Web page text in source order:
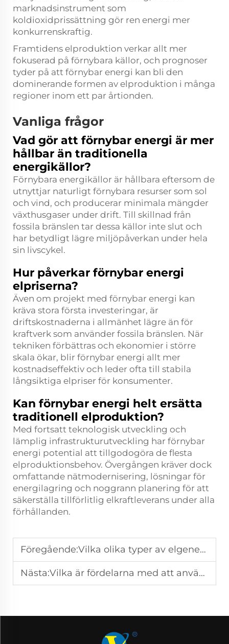
marknadsinstrument som
koldioxidprissättning gör ren energi mer
konkurrenskraftig.
Framtidens elproduktion verkar allt mer
fokuserad på förnybara källor, och prognoser
tyder på att förnybar energi kan bli den
dominerande formen av elproduktion i många
regioner inom ett par årtionden.
Vanliga frågor
Vad gör att förnybar energi är mer
hållbar än traditionella
energikällor?
Förnybara energikällor är hållbara eftersom de
utnyttjar naturligt förnybara resurser som sol
och vind, och producerar minimala mängder
växthusgaser under drift. Till skillnad från
fossila bränslen tar dessa källor inte slut och
har betydligt lägre miljöpåverkan under hela
sin livscykel.
Hur påverkar förnybar energi
elpriserna?
Även om projekt med förnybar energi kan
kräva stora första investeringar, är
driftskostnaderna i allmänhet lägre än för
kraftverk som använder fossila bränslen. När
tekniken förbättras och ekonomier i större
skala ökar, blir förnybar energi allt mer
kostnadseffektiv och leder ofta till stabila
långsiktiga elpriser för konsumenter.
Kan förnybar energi helt ersätta
traditionell elproduktion?
Med fortsatt teknologisk utveckling och
lämplig infrastrukturutveckling har förnybar
energi potential att tillgodogöra de flesta
elproduktionsbehov. Övergången kräver dock
omfattande nätmodernisering, lösningar för
energilagring och noggrann planering för att
säkerställa tillförlitlig elkraftleverans under alla
förhållanden.
Föregående:Vilka olika typer av elgenereringsmetoder finns det?
Nästa:Vilka är fördelarna med att använda naturgas vid elproduktion?